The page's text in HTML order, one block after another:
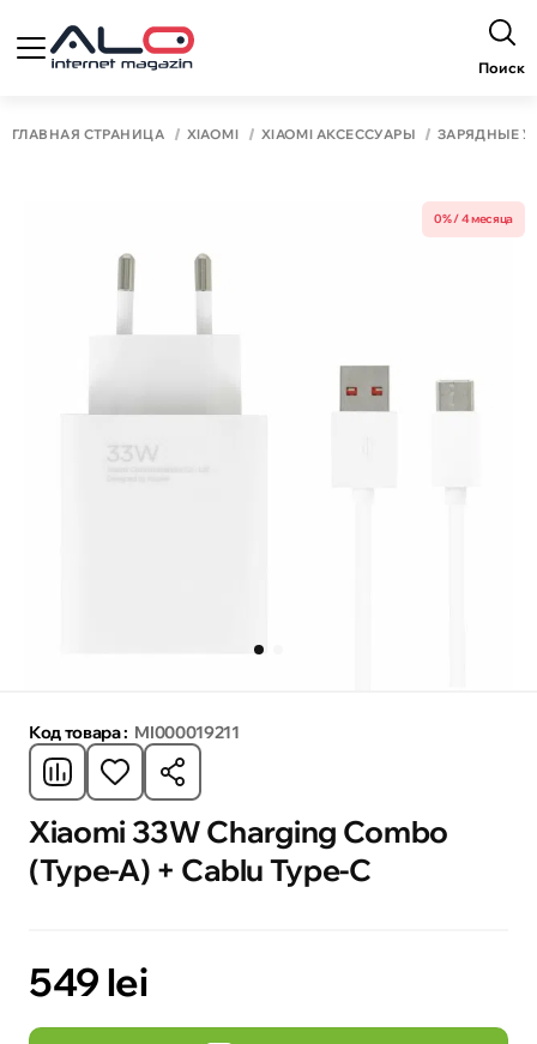
Поиск
ГЛАВНАЯ СТРАНИЦА XIAOMI XIAOMI АКСЕССУАРЫ ЗАРЯДНЫЕ
0% / 4 месяца
Код товара : MI000019211
Xiaomi 33W Charging Combo
(Type-A) + Cablu Type-C
549 lei